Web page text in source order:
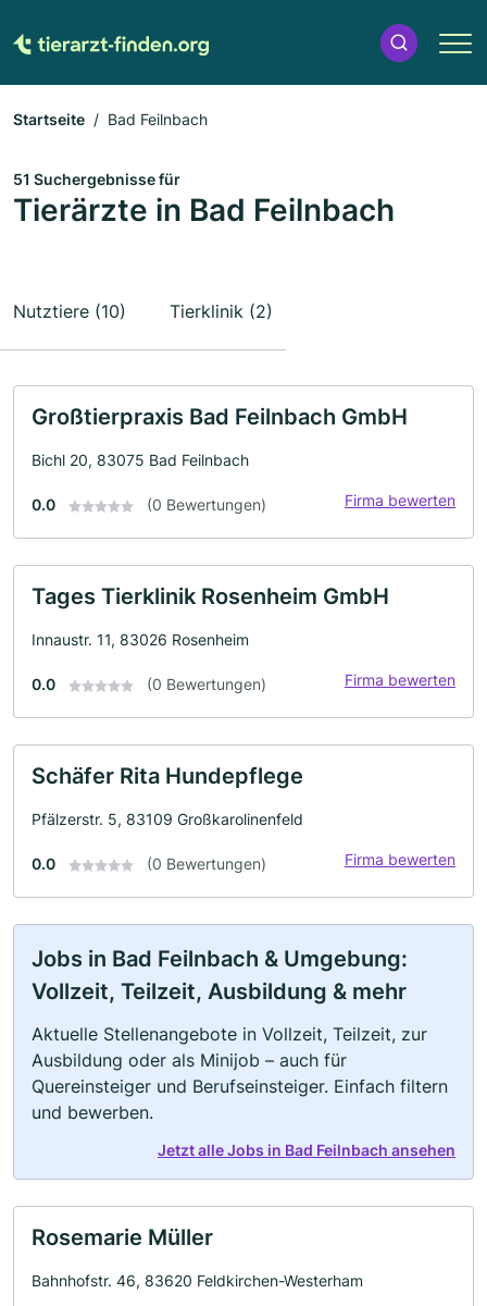
Startseite Bad Feilnbach
51 Suchergebnisse für
Tierärzte in Bad Feilnbach
Nutztiere (10) Tierklinik (2)
Großtierpraxis Bad Feilnbach GmbH
Bichl 20, 83075 Bad Feilnbach
0.0 (0 Bewertungen) Firma bewerten
Tages Tierklinik Rosenheim GmbH
Innaustr. 11, 83026 Rosenheim
0.0 (0 Bewertungen) Firma bewerten
Schäfer Rita Hundepflege
Pfälzerstr. 5, 83109 Großkarolinenfeld
0.0 (0 Bewertungen) Firma bewerten
Jobs in Bad Feilnbach & Umgebung:
Vollzeit, Teilzeit, Ausbildung & mehr
Aktuelle Stellenangebote in Vollzeit, Teilzeit, zur
Ausbildung oder als Minijob – auch für
Quereinsteiger und Berufseinsteiger. Einfach filtern
und bewerben.
Jetzt alle Jobs in Bad Feilnbach ansehen
Rosemarie Müller
Bahnhofstr. 46, 83620 Feldkirchen-Westerham